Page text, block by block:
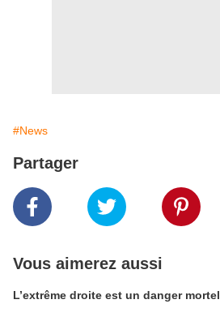
#News
Partager
Vous aimerez aussi
L’extrême droite est un danger mortel